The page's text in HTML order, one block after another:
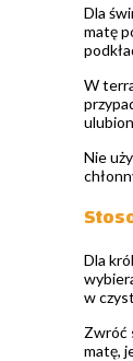
Dla
matę
W
Nie
Dla
w
Zwróć
matę,